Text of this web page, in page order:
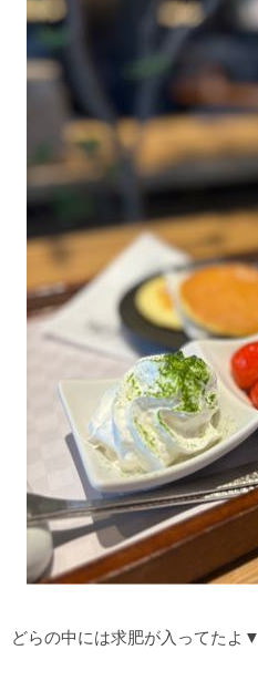
どらの中には求肥が入ってたよ▼